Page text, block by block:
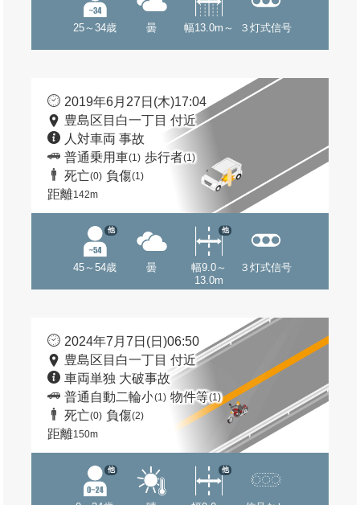
25～34歳 曇 幅13.0m～ ３灯式信号
2019年6月27日(木)17:04
豊島区目白一丁目 付近
人対車両 事故
普通乗用車(1) 歩行者(1)
死亡(0) 負傷(1)
距離142m
45～54歳
他
曇
幅9.0～
13.0m
他
３灯式信号
2024年7月7日(日)06:50
豊島区目白一丁目 付近
車両単独 大破事故
普通自動二輪小(1) 物件等(1)
死亡(0) 負傷(2)
距離150m
他 他